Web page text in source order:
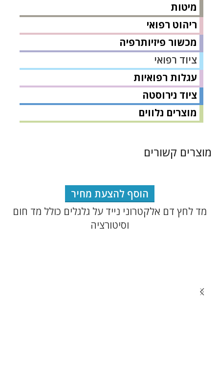
מיטות
ריהוט רפואי
מכשור פיזיותרפיה
ציוד רפואי
עגלות רפואיות
ציוד נירוסטה
מוצרים נלווים
מוצרים קשורים
הוסף להצעת מחיר
מד לחץ דם אלקטרוני נייד על גלגלים כולל מד חום
וסיטורציה